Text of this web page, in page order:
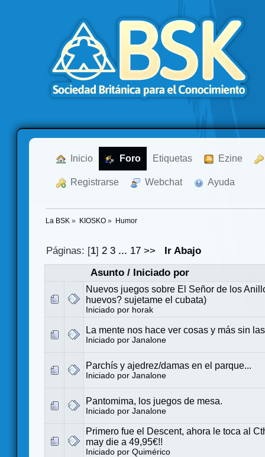
Inicio Foro Etiquetas Ezine
Registrarse Webchat Ayuda
La BSK » KIOSKO» Humor
Páginas: [1]2 3 ... 17 >>
Ir Abajo
Asunto/ Iniciado por
Nuevos juegos sobre El Señor de los
huevos? sujetame el cubata)
Iniciado por horak
La mente nos hace ver cosas y más sin
Iniciado por Janalone
Parchís y ajedrez/damas en el parque...
Iniciado por Janalone
Pantomima, los juegos de mesa.
Iniciado por Janalone
Primero fue el Descent, ahora le toca al
may die a 49,95€!!
Iniciado por Quimérico